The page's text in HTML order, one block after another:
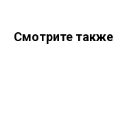
Смотрите также